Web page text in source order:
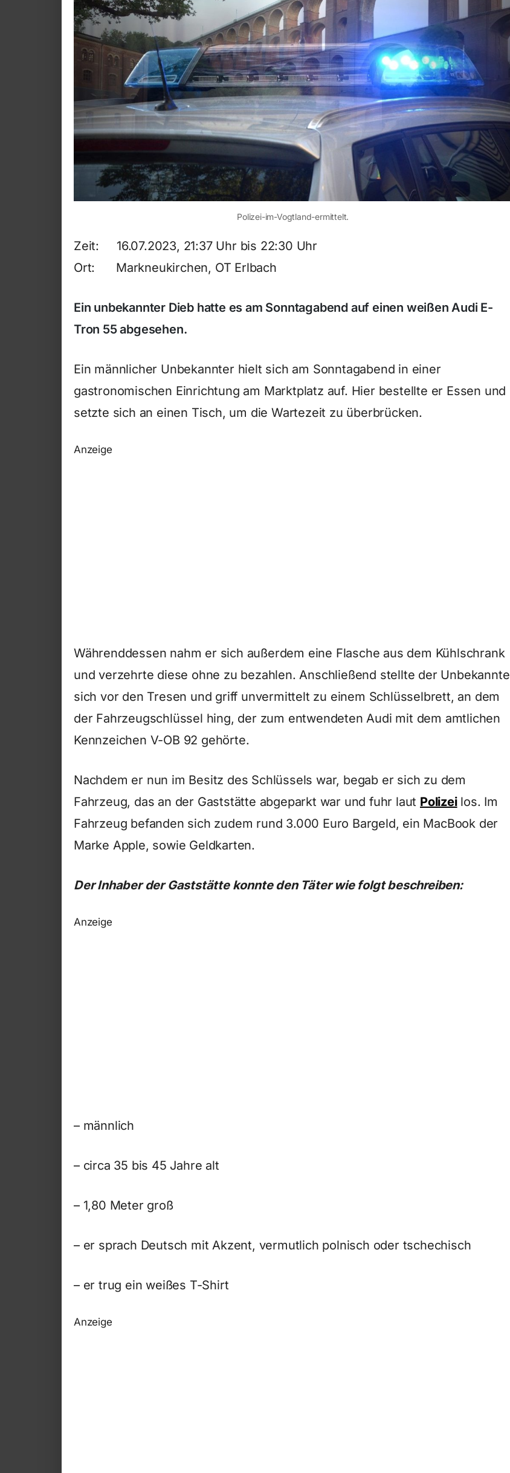
Polizei-im-Vogtland-ermittelt.
Zeit: 16.07.2023, 21:37 Uhr bis 22:30 Uhr
Ort: Markneukirchen, OT Erlbach
Ein unbekannter Dieb hatte es am Sonntagabend auf einen weißen Audi E-
Tron 55 abgesehen.
Ein männlicher Unbekannter hielt sich am Sonntagabend in einer
gastronomischen Einrichtung am Marktplatz auf. Hier bestellte er Essen und
setzte sich an einen Tisch, um die Wartezeit zu überbrücken.
Anzeige
Währenddessen nahm er sich außerdem eine Flasche aus dem Kühlschrank
und verzehrte diese ohne zu bezahlen. Anschließend stellte der Unbekannte
sich vor den Tresen und griff unvermittelt zu einem Schlüsselbrett, an dem
der Fahrzeugschlüssel hing, der zum entwendeten Audi mit dem amtlichen
Kennzeichen V-OB 92 gehörte.
Nachdem er nun im Besitz des Schlüssels war, begab er sich zu dem
Fahrzeug, das an der Gaststätte abgeparkt war und fuhr laut Polizeilos. Im
Fahrzeug befanden sich zudem rund 3.000 Euro Bargeld, ein MacBook der
Marke Apple, sowie Geldkarten.
Der Inhaber der Gaststätte konnte den Täter wie folgt beschreiben:
Anzeige
– männlich
– circa 35 bis 45 Jahre alt
– 1,80 Meter groß
– er sprach Deutsch mit Akzent, vermutlich polnisch oder tschechisch
– er trug ein weißes T-Shirt
Anzeige